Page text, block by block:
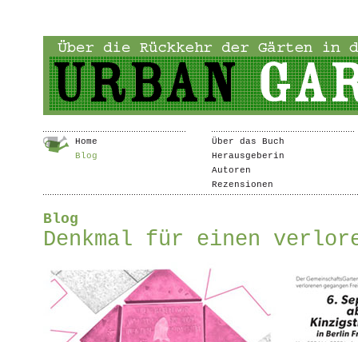
Home
Blog
Über das Buch
Herausgeberin
Autoren
Rezensionen
Blog
Denkmal für einen